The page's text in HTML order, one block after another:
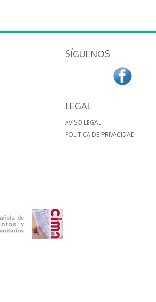
SÍGUENOS
LEGAL
AVISO LEGAL
POLITICA DE PRIVACIDAD